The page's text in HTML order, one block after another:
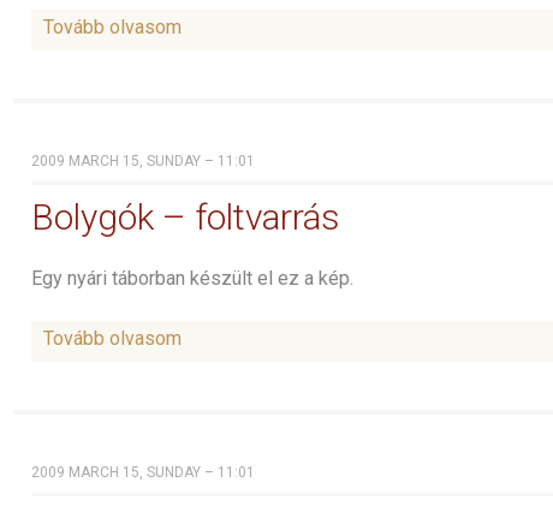
Tovább olvasom
2009 MARCH 15, SUNDAY – 11:01
Bolygók – foltvarrás
Egy nyári táborban készült el ez a kép.
Tovább olvasom
2009 MARCH 15, SUNDAY – 11:01